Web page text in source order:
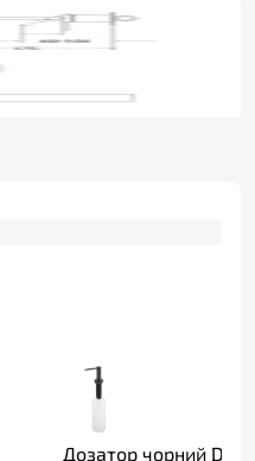
Дозатор чорний